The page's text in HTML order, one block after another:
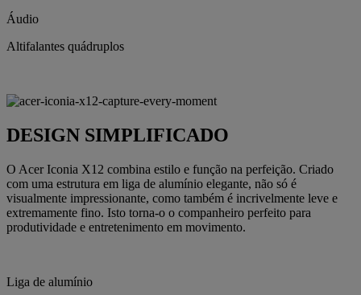
Áudio
Altifalantes quádruplos
DESIGN SIMPLIFICADO
O Acer Iconia X12 combina estilo e função na perfeição. Criado
com uma estrutura em liga de alumínio elegante, não só é
visualmente impressionante, como também é incrivelmente leve e
extremamente fino. Isto torna-o o companheiro perfeito para
produtividade e entretenimento em movimento.
Liga de alumínio